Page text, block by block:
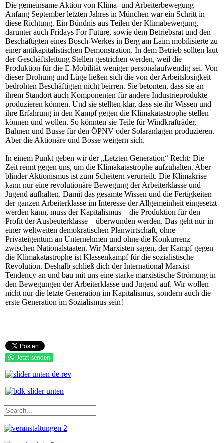
Die gemeinsame Aktion von Klima- und Arbeiterbewegung
Anfang September letzten Jahres in München war ein Schritt in
diese Richtung. Ein Bündnis aus Teilen der Klimabewegung,
darunter auch Fridays For Future, sowie dem Betriebsrat und den
Beschäftigten eines Bosch-Werkes in Berg am Laim mobilisierte zu
einer antikapitalistischen Demonstration. In dem Betrieb sollten laut
der Geschäftsleitung Stellen gestrichen werden, weil die
Produktion für die E-Mobilität weniger personalaufwendig sei. Von
dieser Drohung und Lüge ließen sich die von der Arbeitslosigkeit
bedrohten Beschäftigten nicht beirren. Sie betonten, dass sie an
ihrem Standort auch Komponenten für andere Industrieprodukte
produzieren können. Und sie stellten klar, dass sie ihr Wissen und
ihre Erfahrung in den Kampf gegen die Klimakatastrophe stellen
können und wollen. So könnten sie Teile für Windkrafträder,
Bahnen und Busse für den ÖPNV oder Solaranlagen produzieren.
Aber die Aktionäre und Bosse weigern sich.
In einem Punkt geben wir der „Letzten Generation“ Recht: Die
Zeit rennt gegen uns, um die Klimakatastrophe aufzuhalten. Aber
blinder Aktionismus ist zum Scheitern verurteilt. Die Klimakrise
kann nur eine revolutionäre Bewegung der Arbeiterklasse und
Jugend aufhalten. Damit das gesamte Wissen und die Fertigkeiten
der ganzen Arbeiterklasse im Interesse der Allgemeinheit eingesetzt
werden kann, muss der Kapitalismus – die Produktion für den
Profit der Ausbeuterklasse – überwunden werden. Das geht nur in
einer weltweiten demokratischen Planwirtschaft, ohne
Privateigentum an Unternehmen und ohne die Konkurrenz
zwischen Nationalstaaten. Wir Marxisten sagen, der Kampf gegen
die Klimakatastrophe ist Klassenkampf für die sozialistische
Revolution. Deshalb schließ dich der International Marxist
Tendency an und bau mit uns eine starke marxistische Strömung in
den Bewegungen der Arbeiterklasse und Jugend auf. Wir wollen
nicht nur die letzte Generation im Kapitalismus, sondern auch die
erste Generation im Sozialismus sein!
Jetzt senden